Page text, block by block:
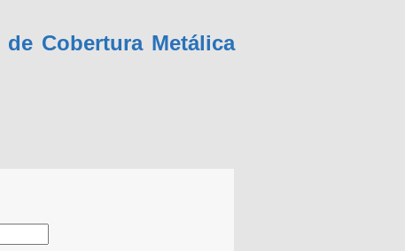
Cobertura Metálica